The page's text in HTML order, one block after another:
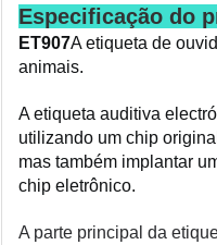
Especificação do
ET907A etiqueta de
animais.
A etiqueta auditiva
utilizando um chip
mas também implantar
chip eletrônico.
A parte principal da